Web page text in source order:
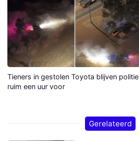
Tieners in gestolen Toyota blijven politie
ruim een uur voor
Gerelateerd